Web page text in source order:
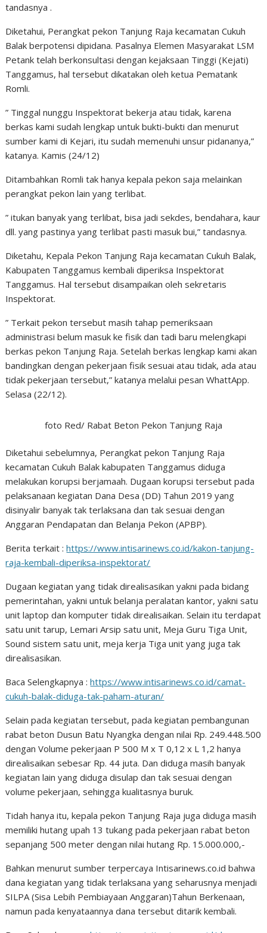
tandasnya .
Diketahui, Perangkat pekon Tanjung Raja kecamatan Cukuh
Balak berpotensi dipidana. Pasalnya Elemen Masyarakat LSM
Petank telah berkonsultasi dengan kejaksaan Tinggi (Kejati)
Tanggamus, hal tersebut dikatakan oleh ketua Pematank
Romli.
” Tinggal nunggu Inspektorat bekerja atau tidak, karena
berkas kami sudah lengkap untuk bukti-bukti dan menurut
sumber kami di Kejari, itu sudah memenuhi unsur pidananya,”
katanya. Kamis (24/12)
Ditambahkan Romli tak hanya kepala pekon saja melainkan
perangkat pekon lain yang terlibat.
” itukan banyak yang terlibat, bisa jadi sekdes, bendahara, kaur
dll. yang pastinya yang terlibat pasti masuk bui,” tandasnya.
Diketahu, Kepala Pekon Tanjung Raja kecamatan Cukuh Balak,
Kabupaten Tanggamus kembali diperiksa Inspektorat
Tanggamus. Hal tersebut disampaikan oleh sekretaris
Inspektorat.
” Terkait pekon tersebut masih tahap pemeriksaan
administrasi belum masuk ke fisik dan tadi baru melengkapi
berkas pekon Tanjung Raja. Setelah berkas lengkap kami akan
bandingkan dengan pekerjaan fisik sesuai atau tidak, ada atau
tidak pekerjaan tersebut,” katanya melalui pesan WhattApp.
Selasa (22/12).
foto Red/ Rabat Beton Pekon Tanjung Raja
Diketahui sebelumnya, Perangkat pekon Tanjung Raja
kecamatan Cukuh Balak kabupaten Tanggamus diduga
melakukan korupsi berjamaah. Dugaan korupsi tersebut pada
pelaksanaan kegiatan Dana Desa (DD) Tahun 2019 yang
disinyalir banyak tak terlaksana dan tak sesuai dengan
Anggaran Pendapatan dan Belanja Pekon (APBP).
Berita terkait :https://www.intisarinews.co.id/kakon-tanjung-
raja-kembali-diperiksa-inspektorat/
Dugaan kegiatan yang tidak direalisasikan yakni pada bidang
pemerintahan, yakni untuk belanja peralatan kantor, yakni satu
unit laptop dan komputer tidak direalisaikan. Selain itu terdapat
satu unit tarup, Lemari Arsip satu unit, Meja Guru Tiga Unit,
Sound sistem satu unit, meja kerja Tiga unit yang juga tak
direalisasikan.
Baca Selengkapnya :https://www.intisarinews.co.id/camat-
cukuh-balak-diduga-tak-paham-aturan/
Selain pada kegiatan tersebut, pada kegiatan pembangunan
rabat beton Dusun Batu Nyangka dengan nilai Rp. 249.448.500
dengan Volume pekerjaan P 500 M x T 0,12 x L 1,2 hanya
direalisaikan sebesar Rp. 44 juta. Dan diduga masih banyak
kegiatan lain yang diduga disulap dan tak sesuai dengan
volume pekerjaan, sehingga kualitasnya buruk.
Tidah hanya itu, kepala pekon Tanjung Raja juga diduga masih
memiliki hutang upah 13 tukang pada pekerjaan rabat beton
sepanjang 500 meter dengan nilai hutang Rp. 15.000.000,-
Bahkan menurut sumber terpercaya Intisarinews.co.id bahwa
dana kegiatan yang tidak terlaksana yang seharusnya menjadi
SILPA (Sisa Lebih Pembiayaan Anggaran)Tahun Berkenaan,
namun pada kenyataannya dana tersebut ditarik kembali.